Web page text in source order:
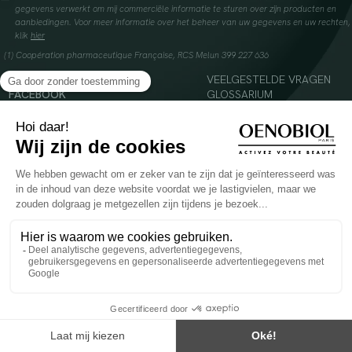
gegevens verwerkt om mij commerciële informatie te sturen over zijn producten en
aanbiedingen. Voor meer informatie over het beheer van uw gegevens en uw rechten,
klik hier
(1) Coopération pharmaceutique Française, RCS Melun 399 227 636
INSTAGRAM
FACEBOOK
YOUTUBE
VEELGESTELDE VRAGEN
GLOSSARIUM
© 2024 Oenobiol Paris
Voedingssupplement dat moet worden geconsumeerd als onderdeel van een gevarieerde,
overschrijden. Enkel voor volwassenen, buiten het bereik van kinderen houden.